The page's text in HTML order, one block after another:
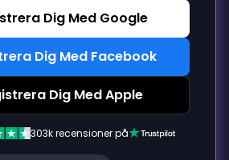
Dig Med Google
Dig Med Facebook
Dig Med Apple
303k recensioner på